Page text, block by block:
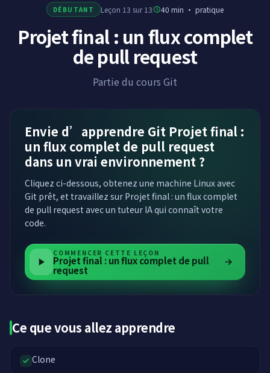
DÉBUTANT Leçon 13 sur 13 40 min ·pratique
Projet final : un flux complet
de pull request
Partie du cours Git
Envie d’apprendre Git Projet final :
un flux complet de pull request
dans un vrai environnement ?
Cliquez ci-dessous, obtenez une machine Linux avec
Git prêt, et travaillez sur Projet final : un flux complet
de pull request avec un tuteur IA qui connaît votre
code.
COMMENCER CETTE LEÇON
Projet final : un flux complet de pull
request
Ce que vous allez apprendre
Clone